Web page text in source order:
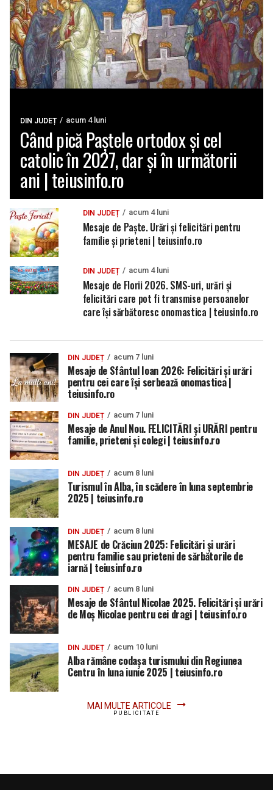
DIN JUDEȚ acum 4 luni
Când pică Paștele ortodox și cel
catolic în 2027, dar și în următorii
ani | teiusinfo.ro
DIN JUDEȚ acum 4 luni
Mesaje de Paște. Urări și felicitări pentru
familie și prieteni | teiusinfo.ro
DIN JUDEȚ acum 4 luni
Mesaje de Florii 2026. SMS-uri, urări și
felicitări care pot fi transmise persoanelor
care îşi sărbătoresc onomastica | teiusinfo.ro
DIN JUDEȚ acum 7 luni
Mesaje de Sfântul Ioan 2026: Felicitări și urări
pentru cei care își serbează onomastica |
teiusinfo.ro
DIN JUDEȚ acum 7 luni
Mesaje de Anul Nou. FELICITĂRI și URĂRI pentru
familie, prieteni și colegi | teiusinfo.ro
DIN JUDEȚ acum 8 luni
Turismul în Alba, în scădere în luna septembrie
2025 | teiusinfo.ro
DIN JUDEȚ acum 8 luni
MESAJE de Crăciun 2025: Felicitări și urări
pentru familie sau prieteni de sărbătorile de
iarnă | teiusinfo.ro
DIN JUDEȚ acum 8 luni
Mesaje de Sfântul Nicolae 2025. Felicitări și urări
de Moș Nicolae pentru cei dragi | teiusinfo.ro
DIN JUDEȚ acum 10 luni
Alba rămâne codașa turismului din Regiunea
Centru în luna iunie 2025 | teiusinfo.ro
MAI MULTE ARTICOLE
PUBLICITATE